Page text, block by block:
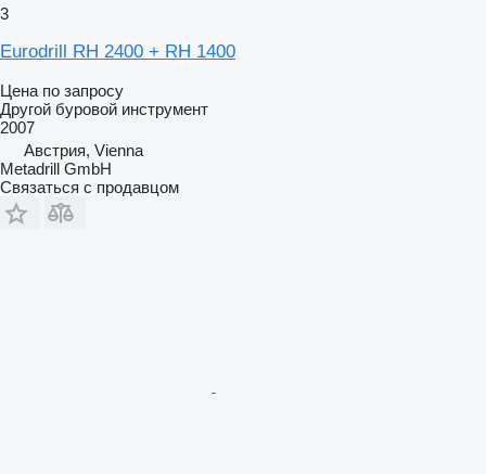
3
Eurodrill RH 2400 + RH 1400
Цена по запросу
Другой буровой инструмент
2007
Австрия, Vienna
Metadrill GmbH
Связаться с продавцом